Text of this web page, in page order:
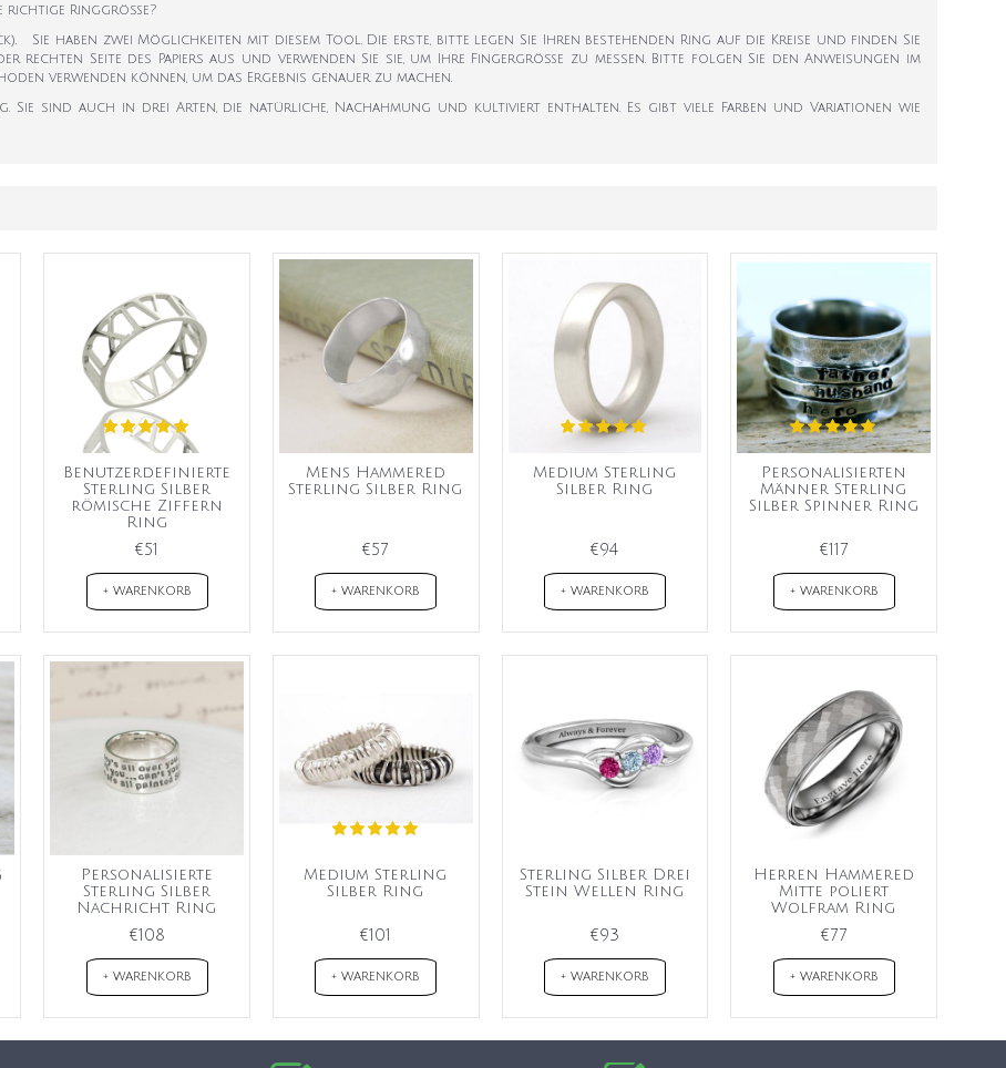
richtige Ringgröße?
Sie haben zwei Möglichkeiten mit diesem Tool. Die erste, bitte legen Sie Ihren bestehenden Ring auf die Kreise und finden Sie
rechten Seite des Papiers aus und verwenden Sie sie, um Ihre Fingergröße zu messen. Bitte folgen Sie den Anweisungen im
verwenden können, um das Ergebnis genauer zu machen.
Sie sind auch in drei Arten, die natürliche, Nachahmung und kultiviert enthalten. Es gibt viele Farben und Variationen wie
Benutzerdefinierte
Sterling Silber
römische Ziffern
Ring
€51
+ WARENKORB
Mens Hammered
Sterling Silber Ring
€57
+ WARENKORB
Medium Sterling
Silber Ring
€94
+ WARENKORB
Personalisierten
Männer Sterling
Silber Spinner Ring
€117
+ WARENKORB
Personalisierte
Sterling Silber
Nachricht Ring
€108
+ WARENKORB
Medium Sterling
Silber Ring
€101
+ WARENKORB
Sterling Silber Drei
Stein Wellen Ring
€93
+ WARENKORB
Herren Hammered
Mitte poliert
Wolfram Ring
€77
+ WARENKORB